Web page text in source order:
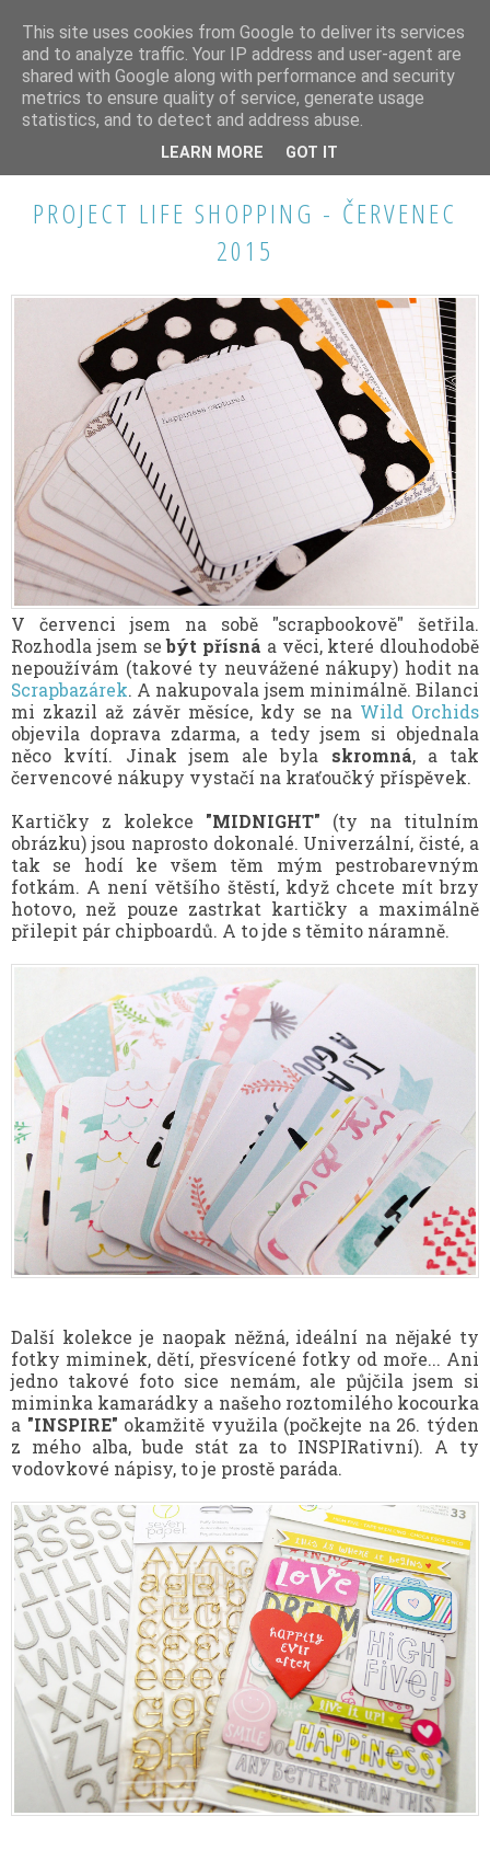
STŘEDA 5. SRPNA 2015
PROJECT LIFE SHOPPING - ČERVENEC
2015
V červenci jsem na sobě "scrapbookově" šetřila.
Rozhodla jsem sebýt přísná a věci, které dlouhodobě
nepoužívám (takové ty neuvážené nákupy) hodit na
Scrapbazárek. A nakupovala jsem minimálně. Bilanci
mi zkazil až závěr měsíce, kdy se na Wild Orchids
objevila doprava zdarma, a tedy jsem si objednala
něco kvítí. Jinak jsem ale byla skromná, a tak
červencové nákupy vystačí na kraťoučký příspěvek.
Kartičky z kolekce "MIDNIGHT" (ty na titulním
obrázku) jsou naprosto dokonalé. Univerzální, čisté, a
tak se hodí ke všem těm mým pestrobarevným
fotkám. A není většího štěstí, když chcete mít brzy
hotovo, než pouze zastrkat kartičky a maximálně
přilepit pár chipboardů. A to jde s těmito náramně.
Další kolekce je naopak něžná, ideální na nějaké ty
fotky miminek, dětí, přesvícené fotky od moře... Ani
jedno takové foto sice nemám, ale půjčila jsem si
miminka kamarádky a našeho roztomilého kocourka
a "INSPIRE" okamžitě využila (počkejte na 26. týden
z mého alba, bude stát za to INSPIRativní). A ty
vodovkové nápisy, to je prostě paráda.
This site uses cookies from Google to deliver its services
and to analyze traffic. Your IP address and user-agent are
shared with Google along with performance and security
metrics to ensure quality of service, generate usage
statistics, and to detect and address abuse.
LEARN MORE GOT IT